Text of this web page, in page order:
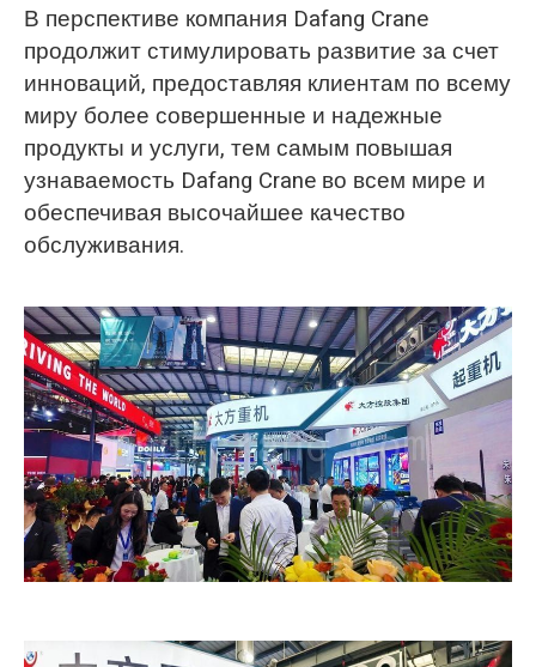
В перспективе компания Dafang Crane
продолжит стимулировать развитие за счет
инноваций, предоставляя клиентам по всему
миру более совершенные и надежные
продукты и услуги, тем самым повышая
узнаваемость Dafang Crane во всем мире и
обеспечивая высочайшее качество
обслуживания.